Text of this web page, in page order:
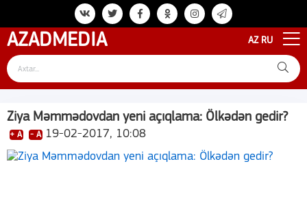
AZADMEDIA AZ RU
Ziya Məmmədovdan yeni açıqlama: Ölkədən gedir?
+ A - A 19-02-2017, 10:08